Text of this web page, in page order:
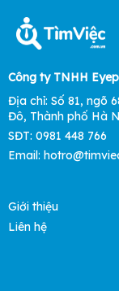
Công ty TNHH
Địa chỉ: Số 81, ngõ
Đô, Thành phố Hà
SĐT: 0981 448 766
Email:
Giới thiệu
Liên hệ